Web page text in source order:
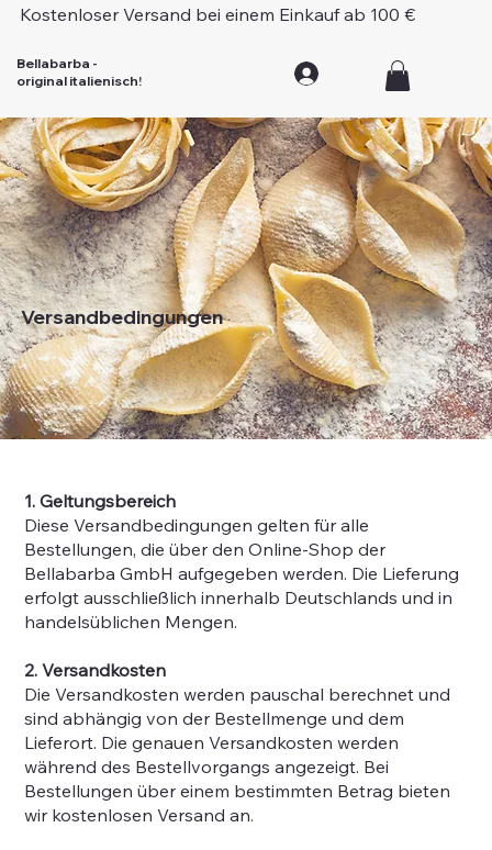
Kostenloser Versand bei einem Einkauf ab 100 €
Bellabarba -
original italienisch!
Versandbedingungen
1. Geltungsbereich
Diese Versandbedingungen gelten für alle
Bestellungen, die über den Online-Shop der
Bellabarba GmbH aufgegeben werden. Die Lieferung
erfolgt ausschließlich innerhalb Deutschlands und in
handelsüblichen Mengen.
2. Versandkosten
Die Versandkosten werden pauschal berechnet und
sind abhängig von der Bestellmenge und dem
Lieferort. Die genauen Versandkosten werden
während des Bestellvorgangs angezeigt. Bei
Bestellungen über einem bestimmten Betrag bieten
wir kostenlosen Versand an.